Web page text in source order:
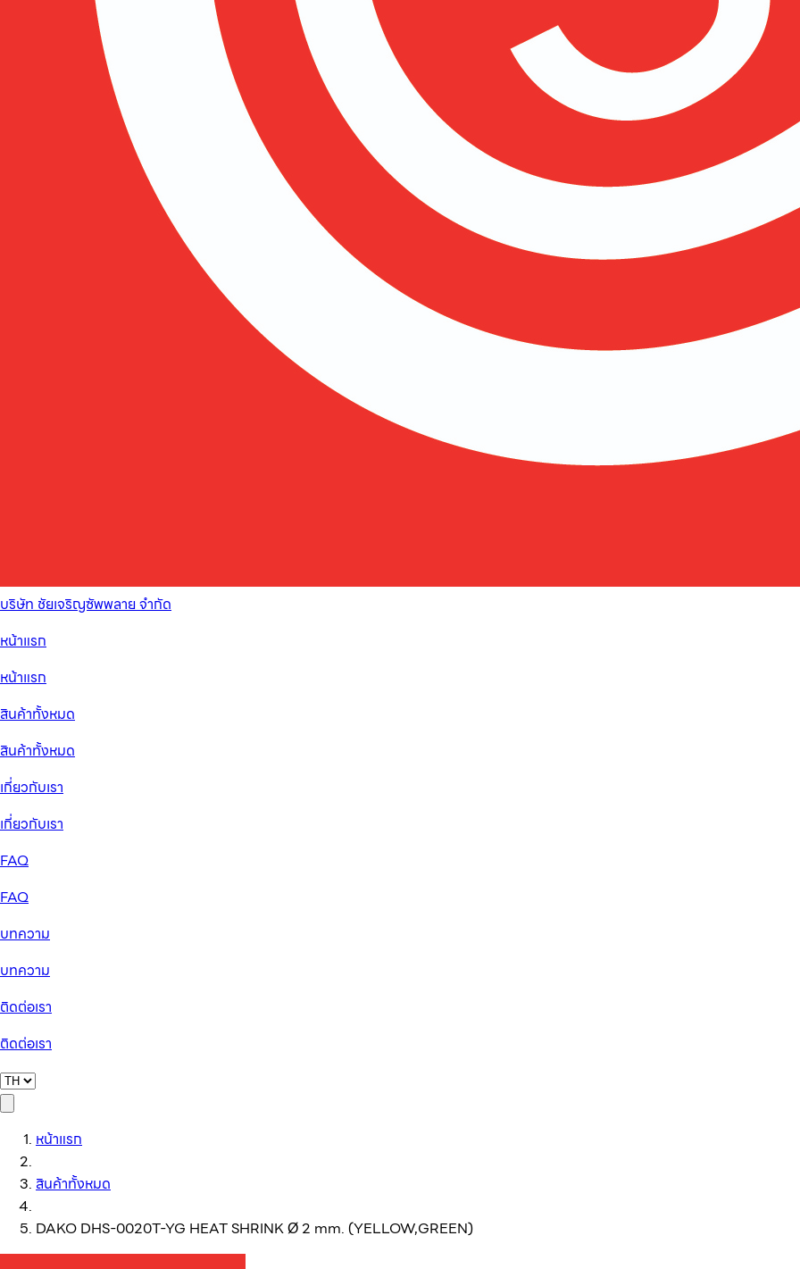
บริษัท ชัยเจริญซัพพลาย จำกัด
หน้าแรก
หน้าแรก
สินค้าทั้งหมด
สินค้าทั้งหมด
เกี่ยวกับเรา
เกี่ยวกับเรา
FAQ
FAQ
บทความ
บทความ
ติดต่อเรา
ติดต่อเรา
หน้าแรก
สินค้าทั้งหมด
DAKO DHS-0020T-YG HEAT SHRINK Ø 2 mm. (YELLOW,GREEN)